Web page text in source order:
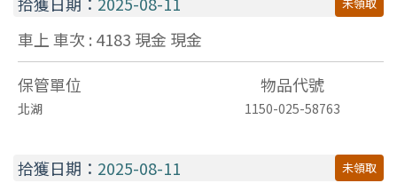
車上 車次 : 4183 現金 現金
保管單位
物品代號
北湖 1150-025-58763
拾獲日期： 2025-08-11 未領取